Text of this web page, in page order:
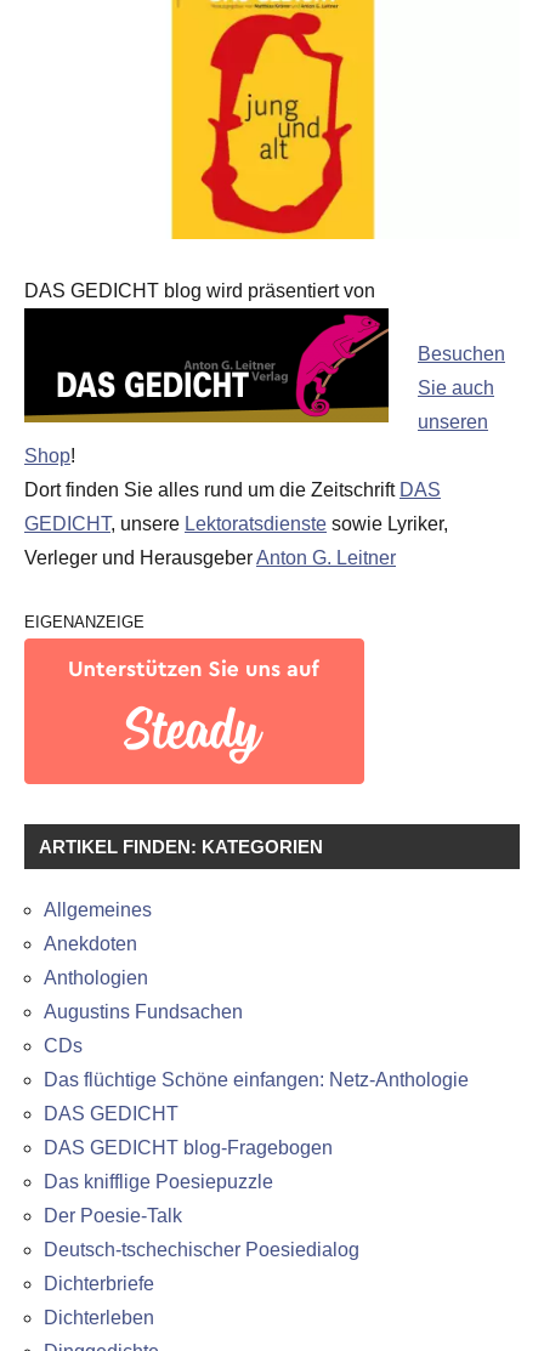
DAS GEDICHT blog wird präsentiert von
Besuchen
Sie auch
unseren
Shop!
Dort finden Sie alles rund um die Zeitschrift DAS
GEDICHT, unsere Lektoratsdienste sowie Lyriker,
Verleger und HerausgeberAnton G. Leitner
EIGENANZEIGE
ARTIKEL FINDEN: KATEGORIEN
Allgemeines
Anekdoten
Anthologien
Augustins Fundsachen
CDs
Das flüchtige Schöne einfangen: Netz-Anthologie
DAS GEDICHT
DAS GEDICHT blog-Fragebogen
Das knifflige Poesiepuzzle
Der Poesie-Talk
Deutsch-tschechischer Poesiedialog
Dichterbriefe
Dichterleben